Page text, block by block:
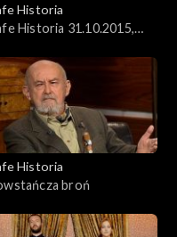
Historia
Historia 31.10.2015,
Historia
broń